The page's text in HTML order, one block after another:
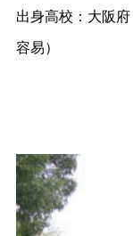
出身高校：大阪府
容易）